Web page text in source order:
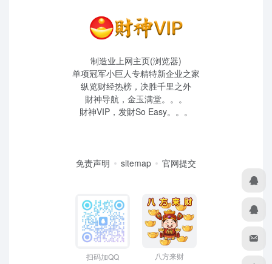
制造业上网主页(浏览器)
单项冠军小巨人专精特新企业之家
纵览财经热榜，决胜千里之外
財神导航，金玉满堂。。。
財神VIP，发財So Easy。。。
免责声明 sitemap 官网提交
扫码加QQ 八方来财